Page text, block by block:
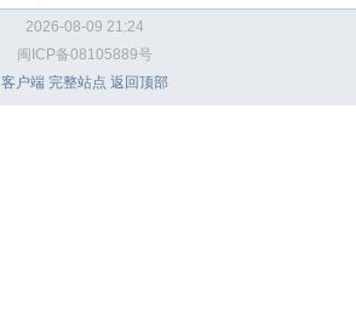
2026-08-09 21:24
闽ICP备08105889号
客户端 完整站点 返回顶部